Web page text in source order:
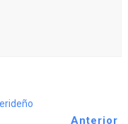
Anterior